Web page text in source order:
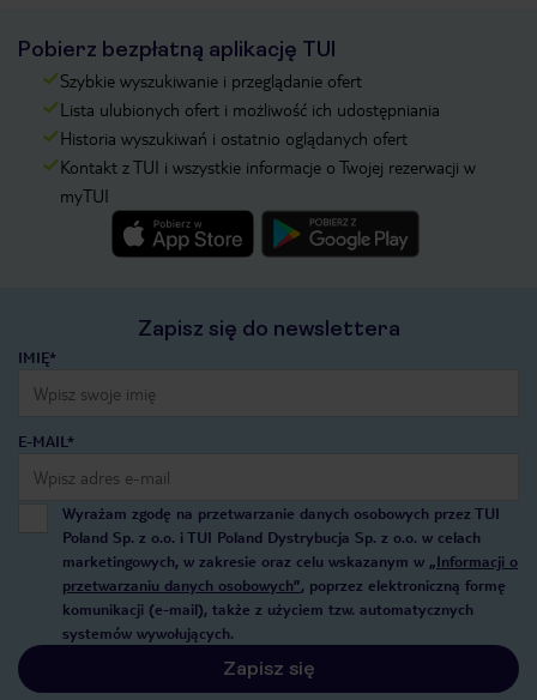
Pobierz bezpłatną aplikację TUI
Szybkie wyszukiwanie i przeglądanie ofert
Lista ulubionych ofert i możliwość ich udostępniania
Historia wyszukiwań i ostatnio oglądanych ofert
Kontakt z TUI i wszystkie informacje o Twojej rezerwacji w
myTUI
Zapisz się do newslettera
IMIĘ*
E-MAIL*
Wyrażam zgodę na przetwarzanie danych osobowych przez TUI
Poland Sp. z o.o. i TUI Poland Dystrybucja Sp. z o.o. w celach
marketingowych, w zakresie oraz celu wskazanym w „Informacji o
przetwarzaniu danych osobowych”, poprzez elektroniczną formę
komunikacji (e-mail), także z użyciem tzw. automatycznych
systemów wywołujących.
Zapisz się